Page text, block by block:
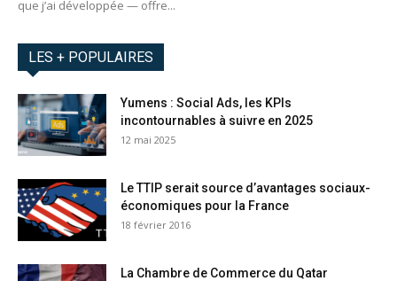
que j’ai développée — offre...
LES + POPULAIRES
Yumens : Social Ads, les KPIs
incontournables à suivre en 2025
12 mai 2025
Le TTIP serait source d’avantages sociaux-
économiques pour la France
18 février 2016
La Chambre de Commerce du Qatar